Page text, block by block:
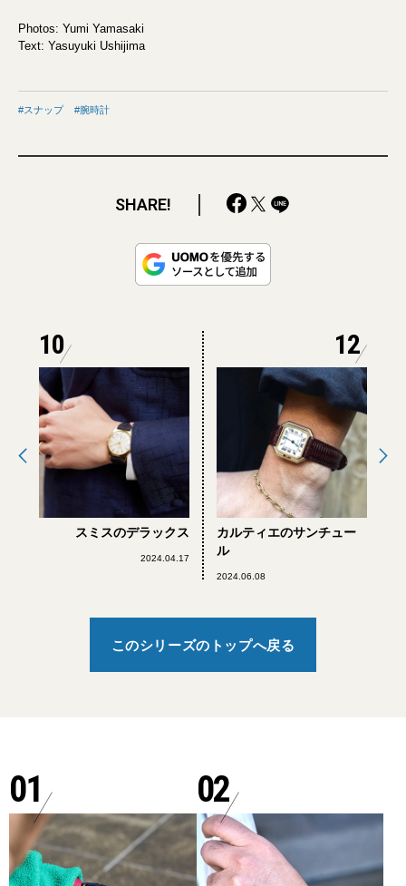
Photos: Yumi Yamasaki
Text: Yasuyuki Ushijima
スナップ 腕時計
SHARE!
10
スミスのデラックス
2024.04.17
12
カルティエのサンチュー
ル
2024.06.08
このシリーズのトップへ戻る
01 02